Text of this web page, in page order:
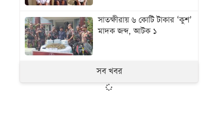
সাতক্ষীরায় ৬ কোটি টাকার ‘কুশ’
মাদক জব্দ, আটক ১
সব খবর